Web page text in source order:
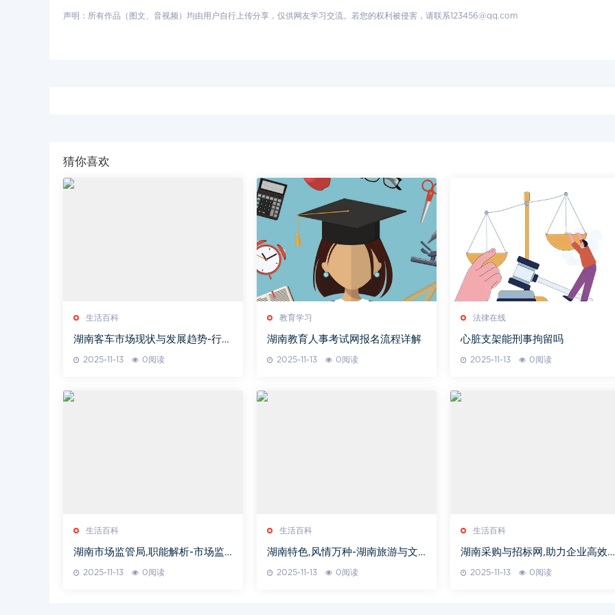
声明：所有作品（图文、音视频）均由用户自行上传分享，仅供网友学习交流。若您的权利被侵害，请联系123456@qq.com
猜你喜欢
生活百科
湖南客车市场现状与发展趋势-行业
2025-11-13 0阅读
教育学习
湖南教育人事考试网报名流程详解
2025-11-13 0阅读
法律在线
心脏支架能刑事拘留吗
2025-11-13 0阅读
生活百科
湖南市场监管局,职能解析-市场监
2025-11-13 0阅读
生活百科
湖南特色,风情万种-湖南旅游与文
2025-11-13 0阅读
生活百科
湖南采购与招标网,助力企业高效
与采购与招标活动-操作指南与技
2025-11-13 0阅读